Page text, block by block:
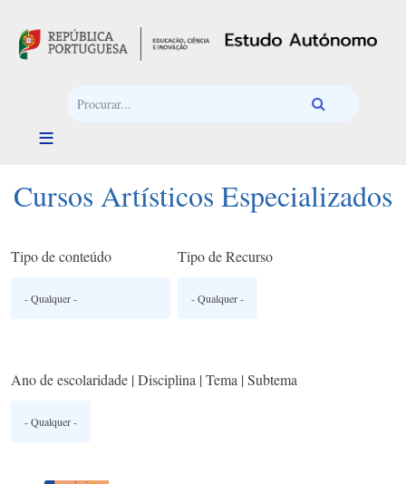
Cursos Artísticos Especializados
Tipo de conteúdo Tipo de Recurso
Ano de escolaridade | Disciplina | Tema | Subtema